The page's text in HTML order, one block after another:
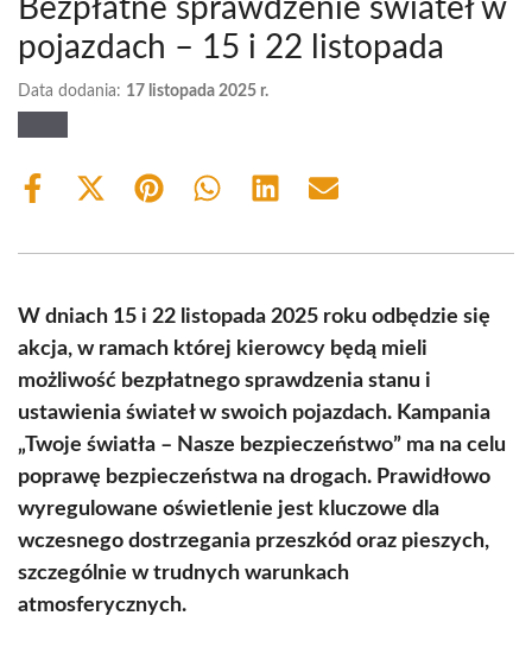
Bezpłatne sprawdzenie świateł w
pojazdach – 15 i 22 listopada
Data dodania: 17 listopada 2025 r.
Share
Share
(Twitter)
Share Share Share Share
W dniach 15 i 22 listopada 2025 roku odbędzie się
akcja, w ramach której kierowcy będą mieli
możliwość bezpłatnego sprawdzenia stanu i
ustawienia świateł w swoich pojazdach. Kampania
„Twoje światła – Nasze bezpieczeństwo” ma na celu
poprawę bezpieczeństwa na drogach. Prawidłowo
wyregulowane oświetlenie jest kluczowe dla
wczesnego dostrzegania przeszkód oraz pieszych,
szczególnie w trudnych warunkach
atmosferycznych.